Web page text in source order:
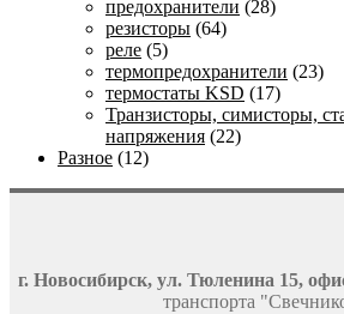
предохранители (28)
резисторы (64)
реле (5)
термопредохранители (23)
термостаты KSD (17)
Транзисторы, симисторы,
напряжения (22)
Разное (12)
г. Новосибирск, ул. Тюленина 15,
транспорта